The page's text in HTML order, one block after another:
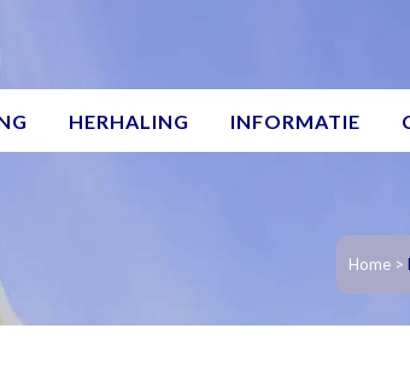
HERHALING INFORMATIE
Home >